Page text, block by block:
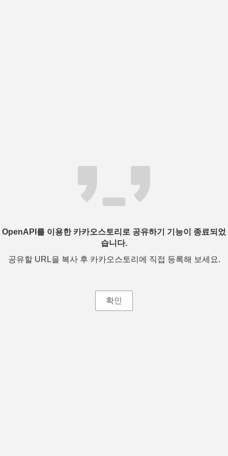
OpenAPI를 이용한 카카오스토리로 공유하기 기능이 종료되었
습니다.
공유할 URL을 복사 후 카카오스토리에 직접 등록해 보세요.
확인